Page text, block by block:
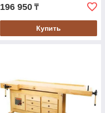
196 950 ₸
Купить